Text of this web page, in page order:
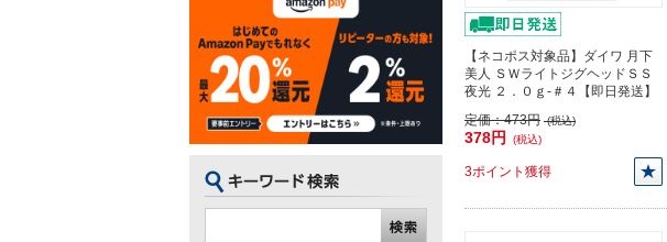
【ネコポス対象品】ダイワ 月下
美人 ＳＷライトジグヘッドＳＳ
夜光 ２．０ｇ-＃４【即日発送】
定価：473円 (税込)
378円 (税込)
3ポイント獲得